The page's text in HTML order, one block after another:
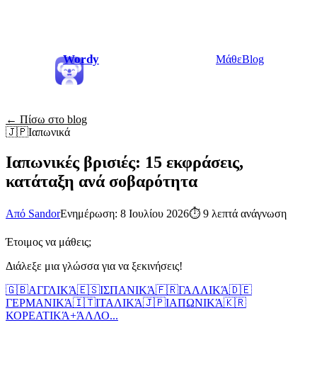
Wordy ΜάθεBlog
← Πίσω στο blog
🇯🇵Ιαπωνικά
Ιαπωνικές βρισιές: 15 εκφράσεις,
κατάταξη ανά σοβαρότητα
Από SandorΕνημέρωση: 8 Ιουλίου 2026⏱ 9 λεπτά ανάγνωση
Έτοιμος να μάθεις;
Διάλεξε μια γλώσσα για να ξεκινήσεις!
🇬🇧ΑΓΓΛΙΚΆ🇪🇸ΙΣΠΑΝΙΚΆ🇫🇷ΓΑΛΛΙΚΆ🇩🇪
ΓΕΡΜΑΝΙΚΆ🇮🇹ΙΤΑΛΙΚΆ🇯🇵ΙΑΠΩΝΙΚΆ🇰🇷
ΚΟΡΕΑΤΙΚΆ+ΆΛΛΟ...